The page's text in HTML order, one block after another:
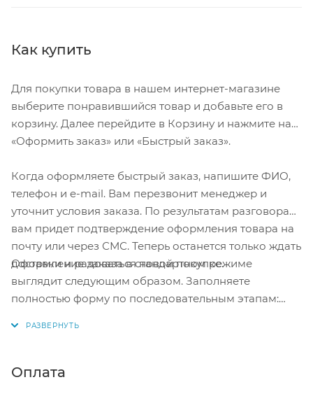
Как купить
Для покупки товара в нашем интернет-магазине
выберите понравившийся товар и добавьте его в
корзину. Далее перейдите в Корзину и нажмите на
«Оформить заказ» или «Быстрый заказ».
Когда оформляете быстрый заказ, напишите ФИО,
телефон и e-mail. Вам перезвонит менеджер и
уточнит условия заказа. По результатам разговора
вам придет подтверждение оформления товара на
почту или через СМС. Теперь останется только ждать
доставки и радоваться новой покупке.
Оформление заказа в стандартном режиме
выглядит следующим образом. Заполняете
полностью форму по последовательным этапам:
Нажмите кнопку «Оформить заказ».
Оплата